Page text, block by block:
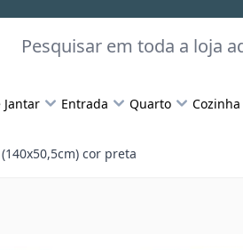
Pesquisar
Jantar Entrada Quarto Cozinha
cor preta